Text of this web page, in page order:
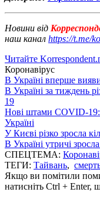
Новини від
наш канал https://t.me/
Читайте
Коронавірус
В Україні вперше
В Україні за тиждень
19
Нові штами COVID-19:
Україні
У Києві різко зросла
В Україні утричі
СПЕЦТЕМА:
ТЕГИ: Тайвань,
Якщо ви помітили
натисніть Ctrl + Enter,